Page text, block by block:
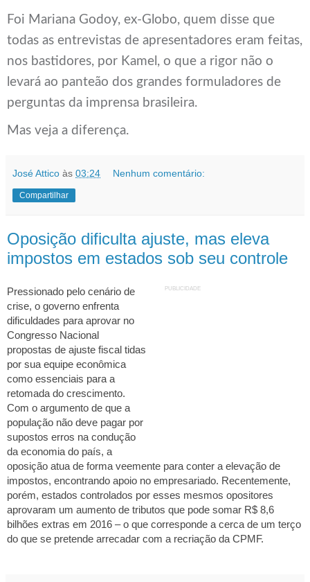
Foi Mariana Godoy, ex-Globo, quem disse que
todas as entrevistas de apresentadores eram feitas,
nos bastidores, por Kamel, o que a rigor não o
levará ao panteão dos grandes formuladores de
perguntas da imprensa brasileira.
Mas veja a diferença.
José Attico às 03:24 Nenhum comentário:
Compartilhar
Oposição dificulta ajuste, mas eleva
impostos em estados sob seu controle
PUBLICIDADE
Pressionado pelo cenário de
crise, o governo enfrenta
dificuldades para aprovar no
Congresso Nacional
propostas de ajuste fiscal tidas
por sua equipe econômica
como essenciais para a
retomada do crescimento.
Com o argumento de que a
população não deve pagar por
supostos erros na condução
da economia do país, a
oposição atua de forma veemente para conter a elevação de
impostos, encontrando apoio no empresariado. Recentemente,
porém, estados controlados por esses mesmos opositores
aprovaram um aumento de tributos que pode somar R$ 8,6
bilhões extras em 2016 – o que corresponde a cerca de um terço
do que se pretende arrecadar com a recriação da CPMF.